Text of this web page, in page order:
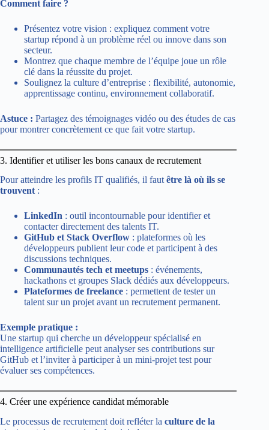
Comment faire ?
Présentez votre vision : expliquez comment votre
startup répond à un problème réel ou innove dans son
secteur.
Montrez que chaque membre de l’équipe joue un rôle
clé dans la réussite du projet.
Soulignez la culture d’entreprise : flexibilité, autonomie,
apprentissage continu, environnement collaboratif.
Astuce : Partagez des témoignages vidéo ou des études de cas
pour montrer concrètement ce que fait votre startup.
3. Identifier et utiliser les bons canaux de recrutement
Pour atteindre les profils IT qualifiés, il fautêtre là où ils se
trouvent:
LinkedIn : outil incontournable pour identifier et
contacter directement des talents IT.
GitHub et Stack Overflow : plateformes où les
développeurs publient leur code et participent à des
discussions techniques.
Communautés tech et meetups : événements,
hackathons et groupes Slack dédiés aux développeurs.
Plateformes de freelance : permettent de tester un
talent sur un projet avant un recrutement permanent.
Exemple pratique :
Une startup qui cherche un développeur spécialisé en
intelligence artificielle peut analyser ses contributions sur
GitHub et l’inviter à participer à un mini-projet test pour
évaluer ses compétences.
4. Créer une expérience candidat mémorable
Le processus de recrutement doit refléter la culture de la